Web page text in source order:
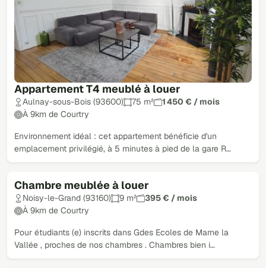
Appartement T4 meublé à louer
Aulnay-sous-Bois (93600) 75 m²
1 450 € / mois
À 9km de Courtry
Environnement idéal : cet appartement bénéficie d'un
emplacement privilégié, à 5 minutes à pied de la gare R…
Chambre meublée à louer
Noisy-le-Grand (93160) 9 m²
395 € / mois
À 9km de Courtry
Pour étudiants (e) inscrits dans Gdes Ecoles de Marne la
Vallée , proches de nos chambres . Chambres bien i…